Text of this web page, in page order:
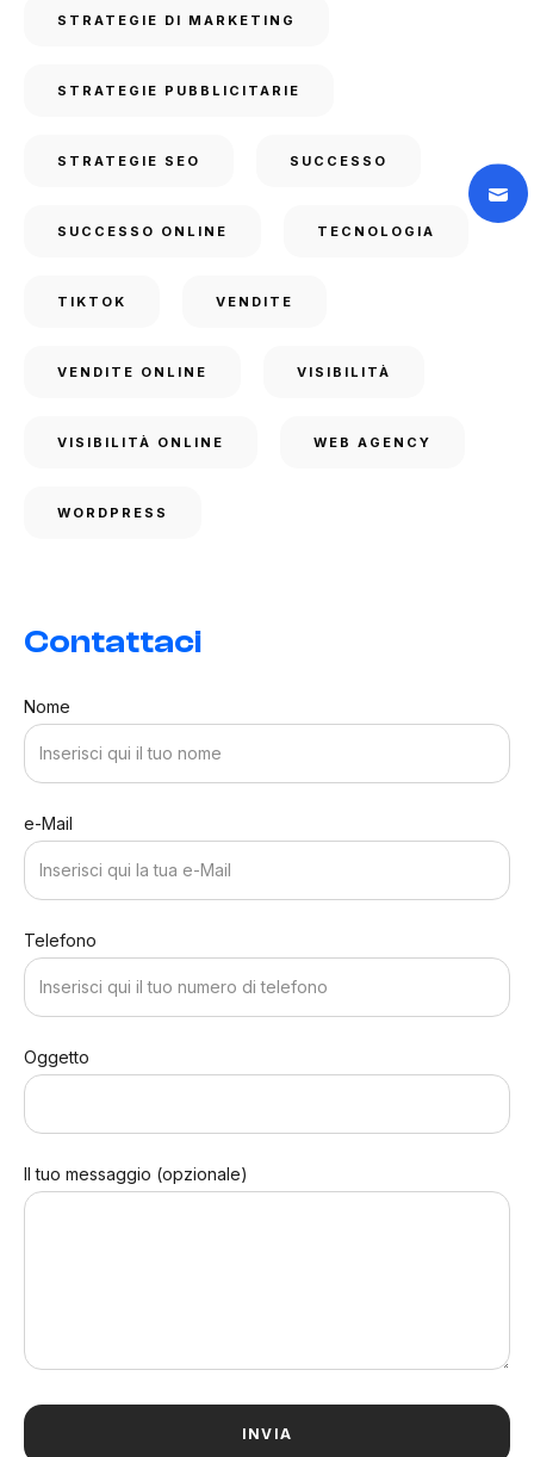
STRATEGIE DI MARKETING
STRATEGIE PUBBLICITARIE
STRATEGIE SEO SUCCESSO
SUCCESSO ONLINE TECNOLOGIA
TIKTOK VENDITE
VENDITE ONLINE VISIBILITÀ
VISIBILITÀ ONLINE WEB AGENCY
WORDPRESS
Contattaci
Nome
e-Mail
Telefono
Oggetto
Il tuo messaggio (opzionale)